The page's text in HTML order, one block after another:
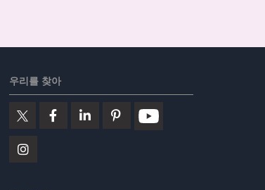
우리를 찾아